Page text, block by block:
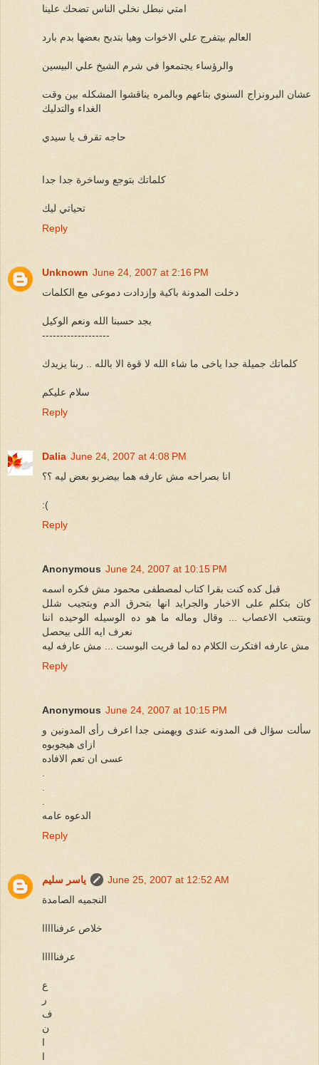
امتي نبطل نخلي الناس تضحك علينا
العالم بيتفرج علي الاخوات وهيا بتدبح بعضها بدم بارد
والرؤساء يجتمعوا في شرم الشيخ علي البيسين
عشان البرونزاج السنوي بتاعهم وبالمره يناقشوا المشكله بين وقت
الغداء والتدليك
حاجه تقرف يا سيدي
كلماتك بتوجع وساخرة جدا جدا
تحياتي ليك
Reply
Unknown June 24, 2007 at 2:16 PM
دخلت المدونة باكية وإزدادت دموعى مع الكلمات
بجد حسبنا الله ونعم الوكيل
-------------------
كلماتك جميلة جدا ياخى ما شاء الله لا قوة الا بالله .. ربنا يزيدك
سلام عليكم
Reply
Dalia June 24, 2007 at 4:08 PM
انا بصراحه مش عارفه هما بيضربو بعض ليه ؟؟
:(
Reply
Anonymous June 24, 2007 at 10:15 PM
قبل كده كنت بقرا كتاب لمصطفى محمود مش فكره اسمه
كان بتكلم على الاخبار والجرايد انها بتحرق الدم وبتجيب شلل
وبتتعب الاعصاب ... وقال وماله ما هو ده الوسيله الوحيده اننا
نعرف ايه اللى بيحصل
مش عارفه افتكرت الكلام ده لما قريت البوست ... مش عارفه ليه
Reply
Anonymous June 24, 2007 at 10:15 PM
سألت سؤال فى المدونه عندى ويهمنى جدا اعرف رأى المدونين و
ازاى هيجوبوه
عسى ان تعم الافاده
الدعوه عامه
Reply
ياسر سليم
June 25, 2007 at 12:52 AM
النجميه الصامدة
خلاص عرفنااااا
عرفنااااا
ع
ر
ف
ن
ا
ا